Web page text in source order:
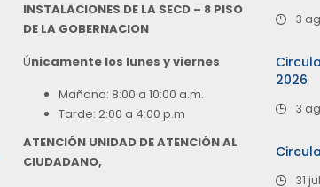
INSTALACIONES DE LA SECD – 8 PISO
DE LA GOBERNACION
Únicamente los lunes y viernes
Mañana: 8:00 a 10:00 a.m.
Tarde: 2:00 a 4:00 p.m
ATENCIÓN UNIDAD DE ATENCIÓN AL
CIUDADANO,
3
2026
3
31